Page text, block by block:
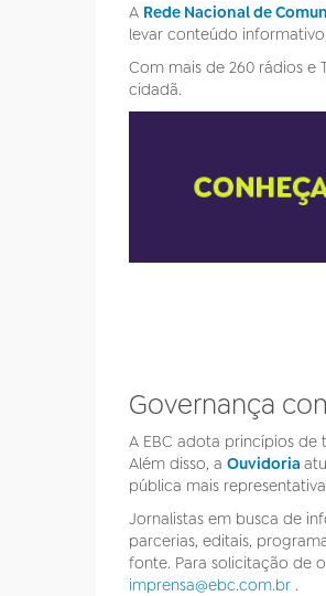
A Rede Nacional de
levar conteúdo
Com mais de 260 rádios e
cidadã.
Governança
A EBC adota princípios de
Além disso, a Ouvidoria
pública mais
Jornalistas em busca de
parcerias, editais,
fonte. Para solicitação de
imprensa@ebc.com.br .